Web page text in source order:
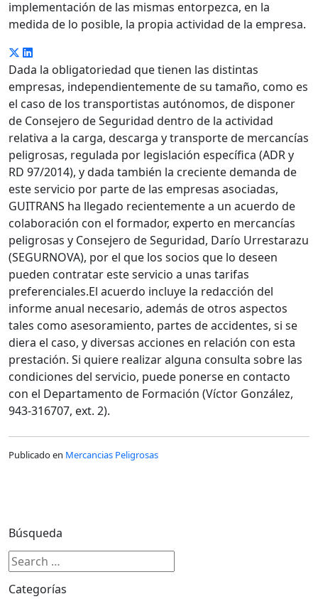
implementación de las mismas entorpezca, en la
medida de lo posible, la propia actividad de la empresa.
Dada la obligatoriedad que tienen las distintas
empresas, independientemente de su tamaño, como es
el caso de los transportistas autónomos, de disponer
de Consejero de Seguridad dentro de la actividad
relativa a la carga, descarga y transporte de mercancías
peligrosas, regulada por legislación específica (ADR y
RD 97/2014), y dada también la creciente demanda de
este servicio por parte de las empresas asociadas,
GUITRANS ha llegado recientemente a un acuerdo de
colaboración con el formador, experto en mercancías
peligrosas y Consejero de Seguridad, Darío Urrestarazu
(SEGURNOVA), por el que los socios que lo deseen
pueden contratar este servicio a unas tarifas
preferenciales.El acuerdo incluye la redacción del
informe anual necesario, además de otros aspectos
tales como asesoramiento, partes de accidentes, si se
diera el caso, y diversas acciones en relación con esta
prestación. Si quiere realizar alguna consulta sobre las
condiciones del servicio, puede ponerse en contacto
con el Departamento de Formación (Víctor González,
943-316707, ext. 2).
Publicado en Mercancias Peligrosas
Búsqueda
Categorías